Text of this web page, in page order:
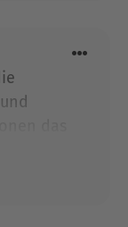
nur